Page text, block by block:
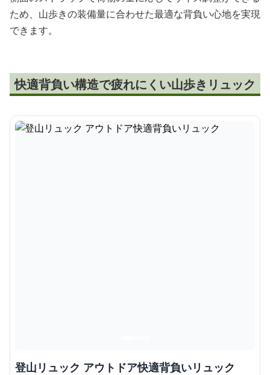
ため、山歩きの装備量に合わせた最適な背負い心地を実現
できます。
快適背負い構造で疲れにくい山歩きリュック
登山リュック アウトドア快適背負いリュック